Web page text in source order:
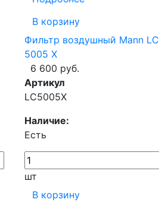
В корзину
Фильтр воздушный Mann LC
5005 X
6 600 руб.
Артикул
LC5005X
Наличие:
Есть
шт
В корзину